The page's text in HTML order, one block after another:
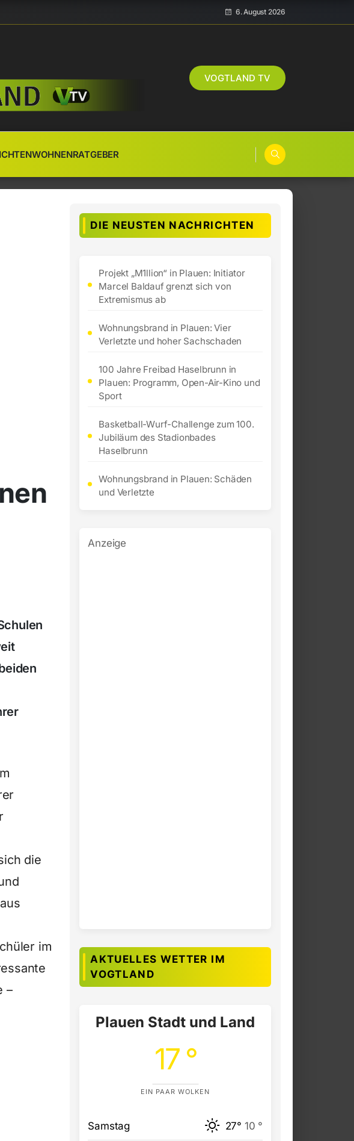
6. August 2026
VOGTLAND TV
WOHNENRATGEBER
die
im
–
DIE NEUSTEN NACHRICHTEN
Projekt „M1llion“ in Plauen: Initiator
Marcel Baldauf grenzt sich von
Extremismus ab
Wohnungsbrand in Plauen: Vier
Verletzte und hoher Sachschaden
100 Jahre Freibad Haselbrunn in
Plauen: Programm, Open-Air-Kino und
Sport
Basketball-Wurf-Challenge zum 100.
Jubiläum des Stadionbades
Haselbrunn
Wohnungsbrand in Plauen: Schäden
und Verletzte
Anzeige
AKTUELLES WETTER IM
VOGTLAND
Plauen Stadt und Land
17 °
EIN PAAR WOLKEN
Samstag 27° 10 °